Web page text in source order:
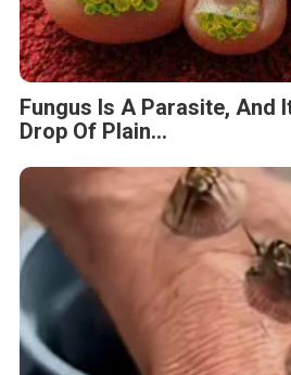
Fungus Is A Parasite, And
Drop Of Plain...